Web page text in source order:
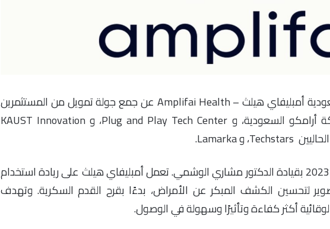
أعلنت شركة التقنية الصحية السعودية أمبليفاي هيلث – Amplifai Health عن جمع جولة تمويل من المستثمرين
شركة واعد فنتشرز، التابعة لشركة أرامكو السعودية، و Plug and Play Tech Center، و KAUST Innovation
في عام 2023 بقيادة الدكتور مشاري الوشمي. تعمل أمبليفاي هيلث على ريادة استخدام
لتحسين الكشف المبكر عن الأمراض، بدءًا بقرح القدم السكرية. وتهدف
أكثر كفاءة وتأثيرًا وسهولة في الوصول.